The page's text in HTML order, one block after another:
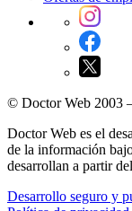
© Doctor Web 2003
Doctor Web es el
de la información
desarrollan a partir
Desarrollo seguro y